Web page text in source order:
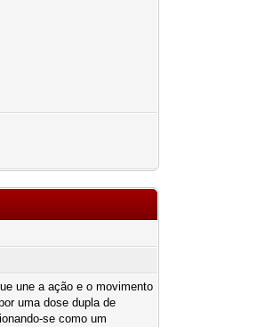
une a ação e o movimento
uma dose dupla de
se como um